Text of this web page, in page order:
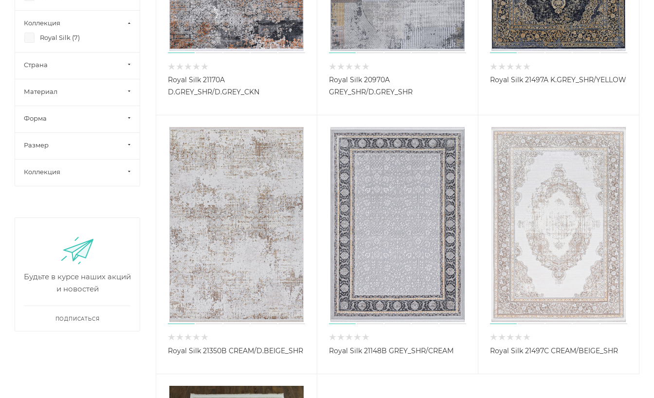
Royal Silk 21170A
D.GREY_SHR/D.GREY_CKN
Royal Silk 20970A
GREY_SHR/D.GREY_SHR
Royal Silk 21497A K.GREY_SHR/YELLOW
Royal Silk 21350B CREAM/D.BEIGE_SHR Royal Silk 21148B GREY_SHR/CREAM Royal Silk 21497C CREAM/BEIGE_SHR
Коллекция
Royal Silk (7)
Страна
Материал
Форма
Размер
Коллекция
Будьте в курсе наших акций
и новостей
ПОДПИСАТЬСЯ